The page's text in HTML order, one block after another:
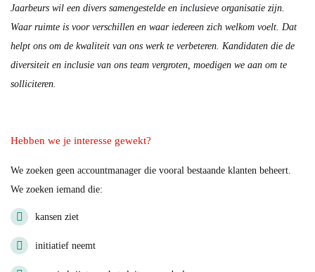
Jaarbeurs wil een divers samengestelde en inclusieve organisatie zijn.
Waar ruimte is voor verschillen en waar iedereen zich welkom voelt. Dat
helpt ons om de kwaliteit van ons werk te verbeteren. Kandidaten die de
diversiteit en inclusie van ons team vergroten, moedigen we aan om te
solliciteren.
Hebben we je interesse gewekt?
We zoeken geen accountmanager die vooral bestaande klanten beheert.
We zoeken iemand die:
kansen ziet
initiatief neemt